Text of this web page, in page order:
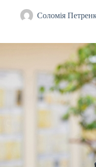
Соломія